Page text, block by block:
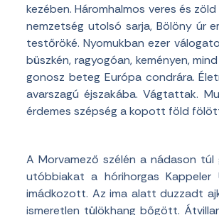
kezében. Háromhalmos veres és
nemzetség utolsó sarja, Bölöny úr
testőröké. Nyomukban ezer
büszkén, ragyogóan, keményen,
gonosz beteg Európa condrára.
avarszagú éjszakába. Vágtattak.
érdemes szépség a kopott föld
A Morvamező szélén a nádason
utóbbiakat a hórihorgas
imádkozott. Az ima alatt duzzadt
ismeretlen tülökhang bőgött.